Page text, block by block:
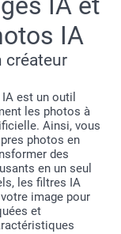
IA
créateur
est un outil
les photos à
Ainsi, vous
photos en
des
en un seul
les filtres IA
image pour
et